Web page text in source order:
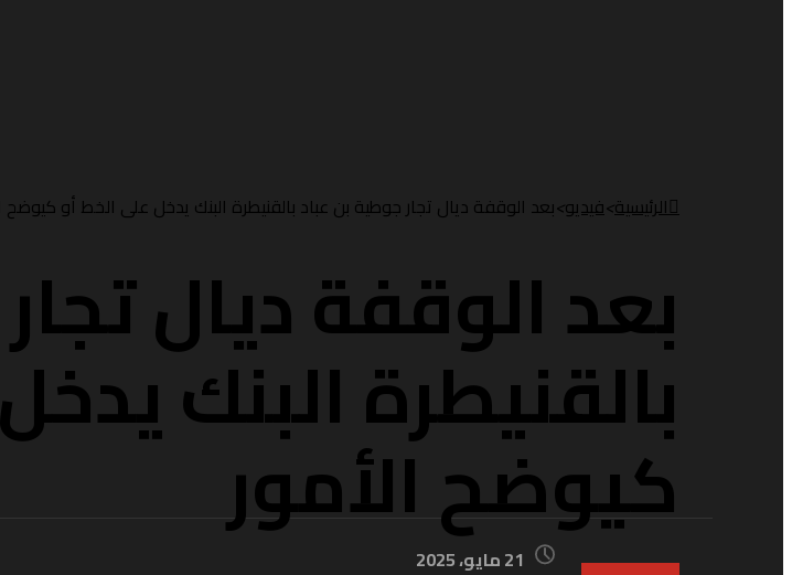
الرئيسية>فيديو>بعد الوقفة ديال تجار جوطية بن عباد بالقنيطرة البنك يدخل على الخط أو كيوضح
بعد الوقفة ديال
بالقنيطرة البنك
كيوضح الأمور
21 مايو، 2025